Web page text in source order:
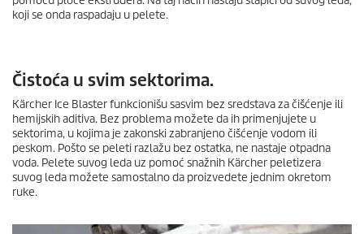
koji se onda raspadaju u pelete.
Čistoća u svim sektorima.
Kärcher Ice Blaster funkcionišu sasvim bez sredstava za čišćenje ili
hemijskih aditiva. Bez problema možete da ih primenjujete u
sektorima, u kojima je zakonski zabranjeno čišćenje vodom ili
peskom. Pošto se peleti razlažu bez ostatka, ne nastaje otpadna
voda. Pelete suvog leda uz pomoć snažnih Kärcher peletizera
suvog leda možete samostalno da proizvedete jednim okretom
ruke.